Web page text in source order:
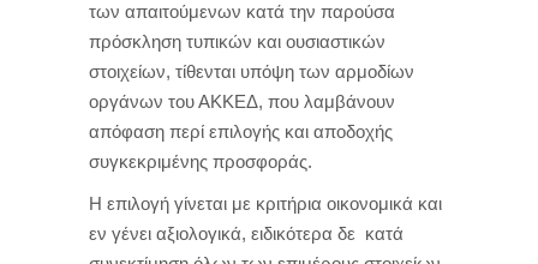
των απαιτούμενων κατά την παρούσα
πρόσκληση τυπικών και ουσιαστικών
στοιχείων, τίθενται υπόψη των αρμοδίων
οργάνων του ΑΚΚΕΔ, που λαμβάνουν
απόφαση περί επιλογής και αποδοχής
συγκεκριμένης προσφοράς.
Η επιλογή γίνεται με κριτήρια οικονομικά και
εν γένει αξιολογικά, ειδικότερα δε κατά